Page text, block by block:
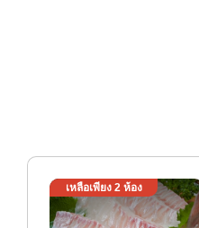
เหลือเพียง 2ห้อง